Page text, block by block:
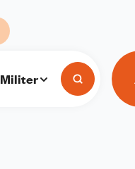
Militer